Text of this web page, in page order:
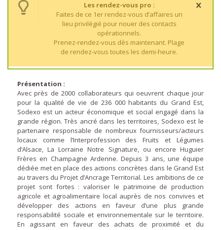
Les rendez-vous pro :
Faites de ce 1er rendez-vous d’affaires un
lieu privilégié pour nouer des contacts
opérationnels.
Prenez-rendez-vous dès maintenant. Plage
de rendez-vous toutes les demi-heure.
Présentation :
Avec près de 2000 collaborateurs qui oeuvrent chaque jour
pour la qualité de vie de 236 000 habitants du Grand Est,
Sodexo est un acteur économique et social engagé dans la
grande région. Très ancré dans les territoires, Sodexo est le
partenaire responsable de nombreux fournisseurs/acteurs
locaux comme l’Interprofession des Fruits et Légumes
d’Alsace, La Lorraine Notre Signature, ou encore Huguier
Frères en Champagne Ardenne. Depuis 3 ans, une équipe
dédiée met en place des actions concrètes dans le Grand Est
au travers du Projet d’Ancrage Territorial. Les ambitions de ce
projet sont fortes : valoriser le patrimoine de production
agricole et agroalimentaire local auprès de nos convives et
développer des actions en faveur d’une plus grande
responsabilité sociale et environnementale sur le territoire.
En agissant en faveur des achats de proximité et du